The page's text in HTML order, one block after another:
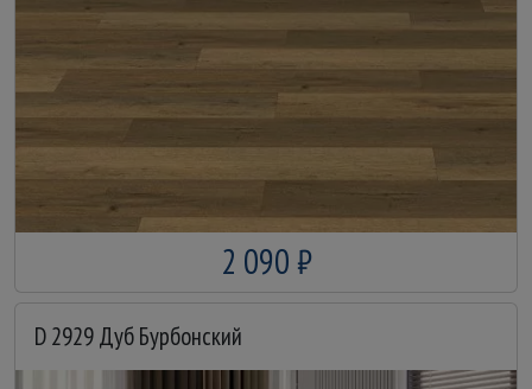
2 090 ₽
D 2929 Дуб Бурбонский